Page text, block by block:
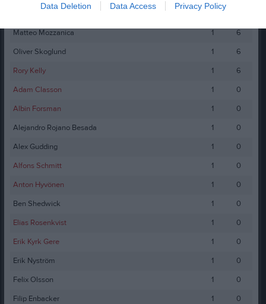
Data Deletion Data Access Privacy Policy
Matteo Mozzanica
1
6
Oliver Skoglund
1
6
Rory Kelly
1
6
Adam Classon
1
0
Albin Forsman
1
0
Alejandro Rojano Besada
1
0
Alex Gudding
1
0
Alfons Schmitt
1
0
Anton Hyvönen
1
0
Ben Shedwick
1
0
Elias Rosenkvist
1
0
Erik Kyrk Gere
1
0
Erik Nyström
1
0
Felix Olsson
1
0
Filip Enbacker
1
0